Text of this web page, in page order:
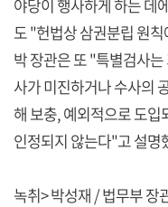
야당이 행사하게 하는 데
도 "헌법상 삼권분립 원
박 장관은 또 "특별검사
사가 미진하거나 수사의
해 보충, 예외적으로 도
인정되지 않는다"고 설명
녹취> 박성재 / 법무부 장